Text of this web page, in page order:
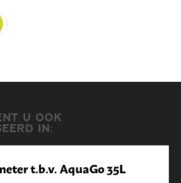
U OOK
IN:
t.b.v. AquaGo 35L